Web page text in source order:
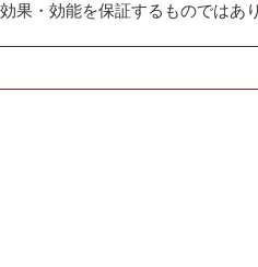
果・効能を保証するものではあ